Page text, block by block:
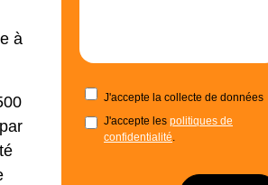
à
J'accepte la collecte de données
J'accepte les politiques de
confidentialité.